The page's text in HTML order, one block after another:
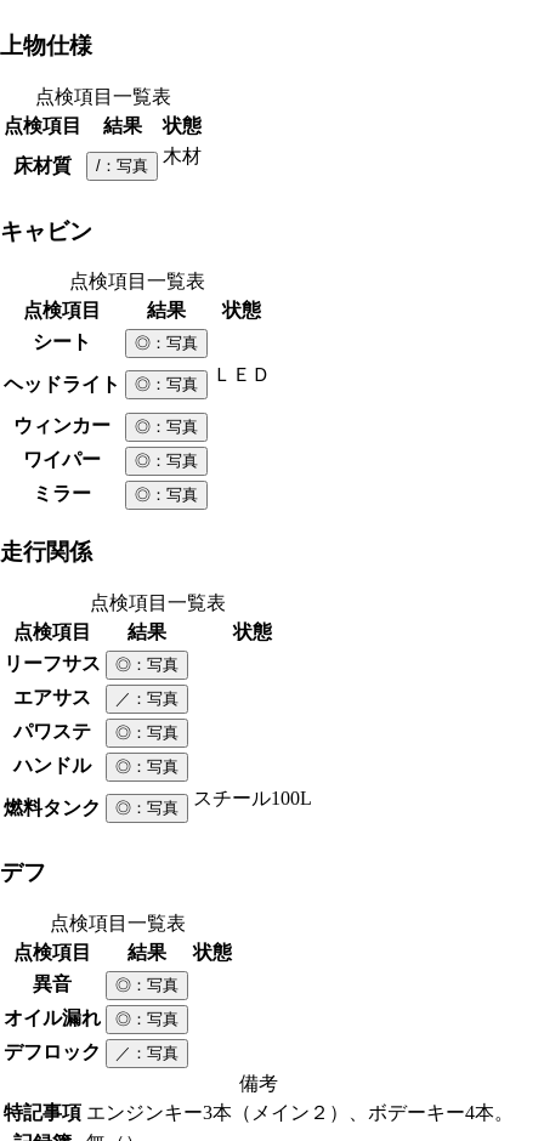
上物仕様
点検項目一覧表
点検項目
結果
状態
床材質
/ ：写真 木材
キャビン
点検項目一覧表
点検項目
結果
状態
シート
◎ ：写真
ヘッドライト ◎ ：写真 ＬＥＤ
ウィンカー ◎ ：写真
ワイパー ◎ ：写真
ミラー ◎ ：写真
走行関係
点検項目一覧表
点検項目
結果
状態
リーフサス
◎ ：写真
エアサス ／ ：写真
パワステ ◎ ：写真
ハンドル ◎ ：写真
燃料タンク ◎ ：写真 スチール100L
デフ
点検項目一覧表
点検項目
結果
状態
異音
◎ ：写真
オイル漏れ ◎ ：写真
デフロック ／ ：写真
備考
特記事項 エンジンキー3本（メイン２）、ボデーキー4本。